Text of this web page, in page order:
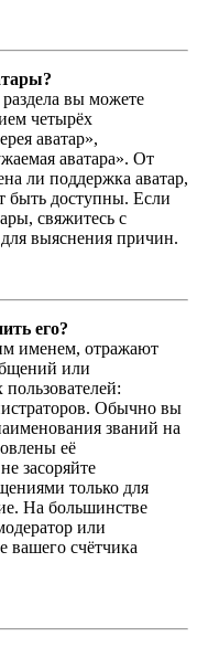
вы можете
четырёх
аватар»,
аватара». От
ли поддержка аватар,
быть доступны. Если
свяжитесь с
выяснения причин.
его?
именем, отражают
или
Обычно вы
званий на
её
засоряйте
только для
На большинстве
или
вашего счётчика